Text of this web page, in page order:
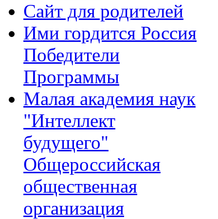
Сайт для родителей
Ими гордится Россия
Победители
Программы
Малая академия наук
"Интеллект
будущего"
Общероссийская
общественная
организация